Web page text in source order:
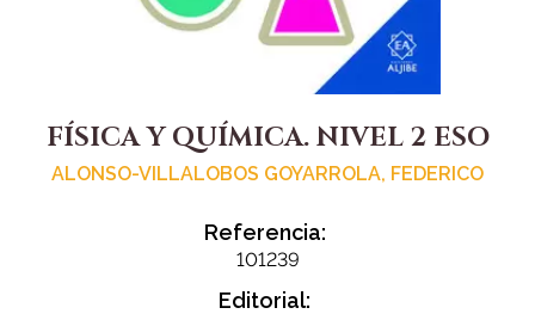
FÍSICA Y QUÍMICA. NIVEL 2 ESO
ALONSO-VILLALOBOS GOYARROLA, FEDERICO
Referencia:
101239
Editorial: